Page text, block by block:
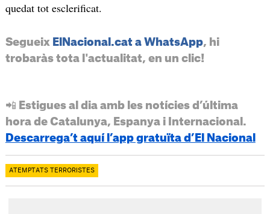
quedat tot esclerificat.
Segueix ElNacional.cat a WhatsApp, hi
trobaràs tota l'actualitat, en un clic!
📲 Estigues al dia amb les notícies d’última
hora de Catalunya, Espanya i Internacional.
Descarrega’t aquí l’app gratuïta d’El Nacional
ATEMPTATS TERRORISTES